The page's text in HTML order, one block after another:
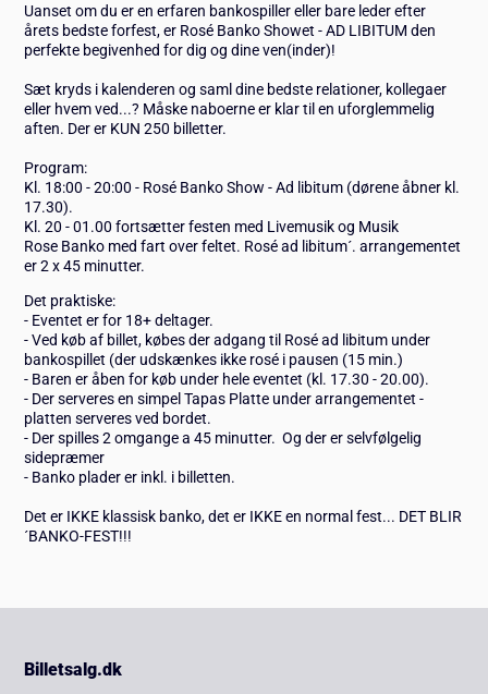
Uanset om du er en erfaren bankospiller eller bare leder efter
årets bedste forfest, er Rosé Banko Showet - AD LIBITUM den
perfekte begivenhed for dig og dine ven(inder)!
Sæt kryds i kalenderen og saml dine bedste relationer, kollegaer
eller hvem ved...? Måske naboerne er klar til en uforglemmelig
aften. Der er KUN 250 billetter.
Program:
Kl. 18:00 - 20:00 - Rosé Banko Show - Ad libitum (dørene åbner kl.
17.30).
Kl. 20 - 01.00 fortsætter festen med Livemusik og Musik
Rose Banko med fart over feltet. Rosé ad libitum´. arrangementet
er 2 x 45 minutter.
Det praktiske:
- Eventet er for 18+ deltager.
- Ved køb af billet, købes der adgang til Rosé ad libitum under
bankospillet (der udskænkes ikke rosé i pausen (15 min.)
- Baren er åben for køb under hele eventet (kl. 17.30 - 20.00).
- Der serveres en simpel Tapas Platte under arrangementet -
platten serveres ved bordet.
- Der spilles 2 omgange a 45 minutter. Og der er selvfølgelig
sidepræmer
- Banko plader er inkl. i billetten.
Det er IKKE klassisk banko, det er IKKE en normal fest... DET BLIR
´BANKO-FEST!!!
Billetsalg.dk